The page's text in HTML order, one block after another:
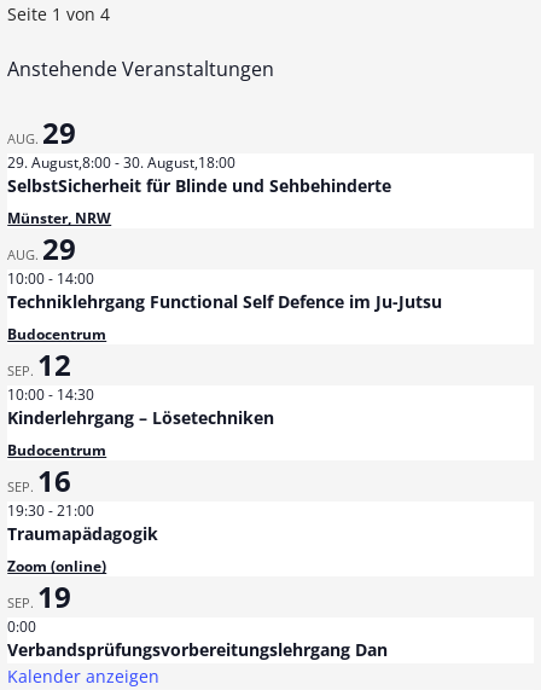
B
e
i
t
r
a
g
N
a
v
i
g
a
t
Seite 1 von 4
Anstehende Veranstaltungen
AUG. 29
29. August,8:00-30. August,18:00
SelbstSicherheit für Blinde und Sehbehinderte
Münster, NRW
AUG. 29
10:00- 14:00
Techniklehrgang Functional Self Defence im Ju-Jutsu
Budocentrum
SEP. 12
10:00- 14:30
Kinderlehrgang – Lösetechniken
Budocentrum
SEP. 16
19:30-21:00
Traumapädagogik
Zoom (online)
SEP. 19
0:00
Verbandsprüfungsvorbereitungslehrgang Dan
Kalender anzeigen